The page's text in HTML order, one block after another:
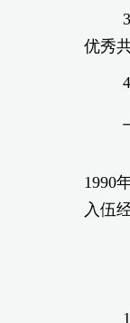
优秀
1990
入伍